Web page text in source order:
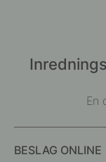
En
BESLAG ONLINE